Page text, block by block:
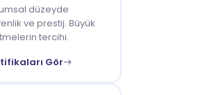
düzeyde
ve prestij. Büyük
tercihi.
Gör